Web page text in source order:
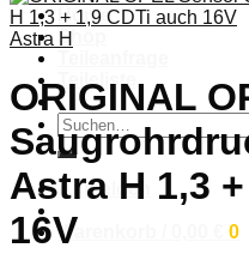
Home
Shop
Teileliste
Suchen
nach:
Anmelden
Warenkorb /
0
Astra H
ORIGINAL
Astra H 1,3
16V